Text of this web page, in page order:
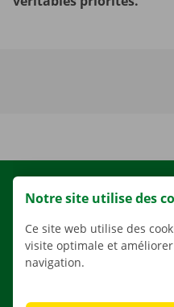
NOS
Notre site utilise des
Ce site web utilise des
visite optimale et
navigation.